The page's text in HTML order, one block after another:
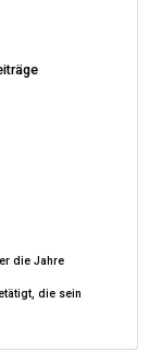
die Jahre
die sein